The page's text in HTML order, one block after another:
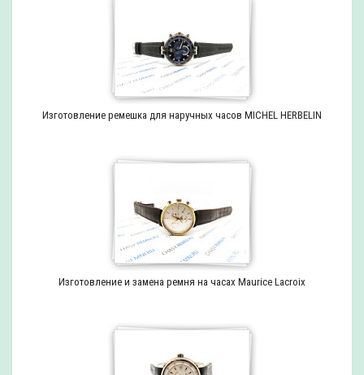
Изготовление ремешка для наручных часов MICHEL HERBELIN
Изготовление и замена ремня на часах Maurice Lacroix